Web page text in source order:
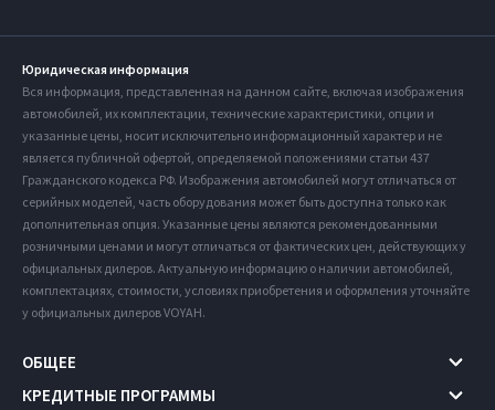
Юридическая информация
Вся информация, представленная на данном сайте, включая изображения
автомобилей, их комплектации, технические характеристики, опции и
указанные цены, носит исключительно информационный характер и не
является публичной офертой, определяемой положениями статьи 437
Гражданского кодекса РФ. Изображения автомобилей могут отличаться от
серийных моделей, часть оборудования может быть доступна только как
дополнительная опция. Указанные цены являются рекомендованными
розничными ценами и могут отличаться от фактических цен, действующих у
официальных дилеров. Актуальную информацию о наличии автомобилей,
комплектациях, стоимости, условиях приобретения и оформления уточняйте
у официальных дилеров VOYAH.
ОБЩЕЕ
КРЕДИТНЫЕ ПРОГРАММЫ